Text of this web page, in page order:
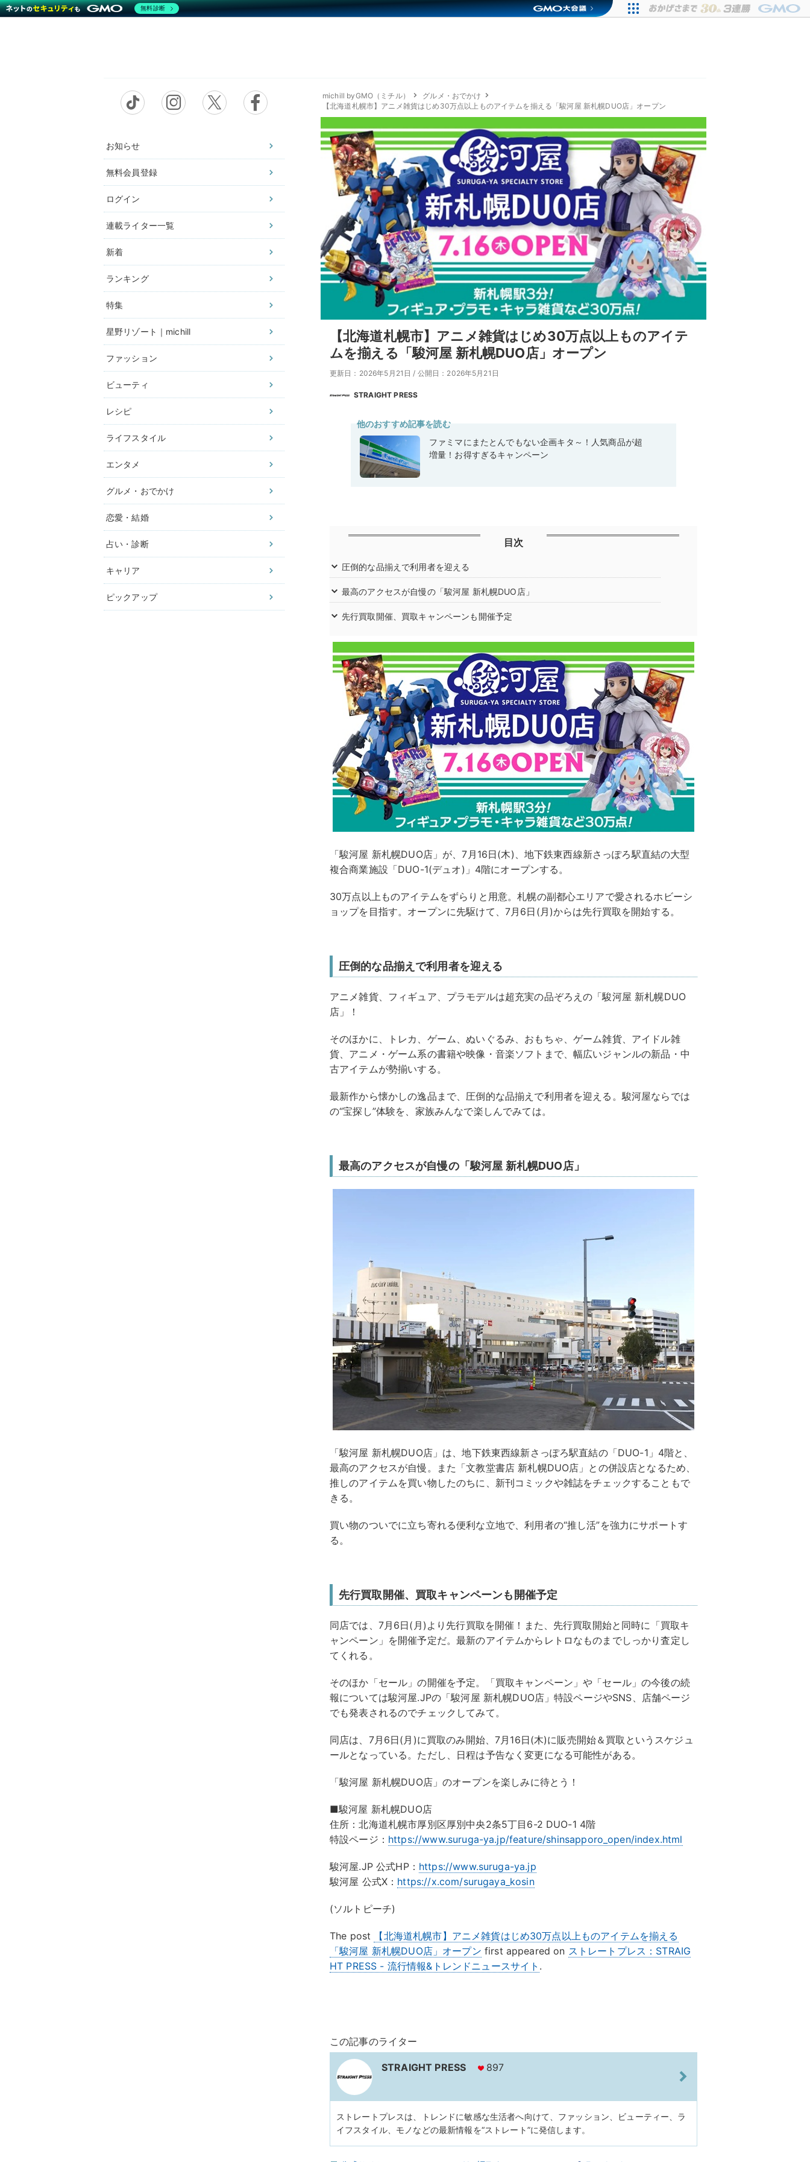
お知らせ
無料会員登録
ログイン
連載ライター一覧
新着
ランキング
特集
星野リゾート｜michill
ファッション
ビューティ
レシピ
ライフスタイル
エンタメ
グルメ・おでかけ
恋愛・結婚
占い・診断
キャリア
ピックアップ
michill byGMO（ミチル）
グルメ・おでかけ
【北海道札幌市】アニメ雑貨はじめ30万点以上ものアイテムを揃える「駿河屋 新札幌DUO店」オープン
【北海道札幌市】アニメ雑貨はじめ30万点以上ものアイテ
ムを揃える「駿河屋 新札幌DUO店」オープン
更新日：2026年5月21日 / 公開日：2026年5月21日
STRAIGHT PRESS
他のおすすめ記事を読む
ファミマにまたとんでもない企画キタ～！人気商品が超
増量！お得すぎるキャンペーン
目次
圧倒的な品揃えで利用者を迎える
最高のアクセスが自慢の「駿河屋 新札幌DUO店」
先行買取開催、買取キャンペーンも開催予定
「駿河屋 新札幌DUO店」が、7月16日(木)、地下鉄東西線新さっぽろ駅直結の大型
複合商業施設「DUO-1(デュオ)」4階にオープンする。
30万点以上ものアイテムをずらりと用意。札幌の副都心エリアで愛されるホビーシ
ョップを目指す。オープンに先駆けて、7月6日(月)からは先行買取を開始する。
圧倒的な品揃えで利用者を迎える
アニメ雑貨、フィギュア、プラモデルは超充実の品ぞろえの「駿河屋 新札幌DUO
店」！
そのほかに、トレカ、ゲーム、ぬいぐるみ、おもちゃ、ゲーム雑貨、アイドル雑
貨、アニメ・ゲーム系の書籍や映像・音楽ソフトまで、幅広いジャンルの新品・中
古アイテムが勢揃いする。
最新作から懐かしの逸品まで、圧倒的な品揃えで利用者を迎える。駿河屋ならでは
の“宝探し”体験を、家族みんなで楽しんでみては。
最高のアクセスが自慢の「駿河屋 新札幌DUO店」
「駿河屋 新札幌DUO店」は、地下鉄東西線新さっぽろ駅直結の「DUO-1」4階と、
最高のアクセスが自慢。また「文教堂書店 新札幌DUO店」との併設店となるため、
推しのアイテムを買い物したのちに、新刊コミックや雑誌をチェックすることもで
きる。
買い物のついでに立ち寄れる便利な立地で、利用者の“推し活”を強力にサポートす
る。
先行買取開催、買取キャンペーンも開催予定
同店では、7月6日(月)より先行買取を開催！また、先行買取開始と同時に「買取キ
ャンペーン」を開催予定だ。最新のアイテムからレトロなものまでしっかり査定し
てくれる。
そのほか「セール」の開催を予定。「買取キャンペーン」や「セール」の今後の続
報については駿河屋.JPの「駿河屋 新札幌DUO店」特設ページやSNS、店舗ページ
でも発表されるのでチェックしてみて。
同店は、7月6日(月)に買取のみ開始、7月16日(木)に販売開始＆買取というスケジュ
ールとなっている。ただし、日程は予告なく変更になる可能性がある。
「駿河屋 新札幌DUO店」のオープンを楽しみに待とう！
■駿河屋 新札幌DUO店
住所：北海道札幌市厚別区厚別中央2条5丁目6-2 DUO-1 4階
特設ページ： https://www.suruga-ya.jp/feature/shinsapporo_open/index.html
駿河屋.JP 公式HP： https://www.suruga-ya.jp
駿河屋 公式X： https://x.com/surugaya_kosin
(ソルトピーチ)
The post
【北海道札幌市】アニメ雑貨はじめ30万点以上ものアイテムを揃える
「駿河屋 新札幌DUO店」オープン first appeared on ストレートプレス：STRAIG
HT PRESS - 流行情報&トレンドニュースサイト .
この記事のライター
STRAIGHT PRESS 897
ストレートプレスは、トレンドに敏感な生活者へ向けて、ファッション、ビューティー、ラ
イフスタイル、モノなどの最新情報を“ストレート”に発信します。
無料診断